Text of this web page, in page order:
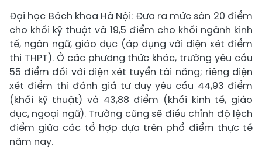
Đại học Bách khoa Hà Nội: Đưa ra mức sàn 20 điểm
cho khối kỹ thuật và 19,5 điểm cho khối ngành kinh
tế, ngôn ngữ, giáo dục (áp dụng với diện xét điểm
thi THPT). Ở các phương thức khác, trường yêu cầu
55 điểm đối với diện xét tuyển tài năng; riêng diện
xét điểm thi đánh giá tư duy yêu cầu 44,93 điểm
(khối kỹ thuật) và 43,88 điểm (khối kinh tế, giáo
dục, ngoại ngữ). Trường cũng sẽ điều chỉnh độ lệch
điểm giữa các tổ hợp dựa trên phổ điểm thực tế
năm nay.